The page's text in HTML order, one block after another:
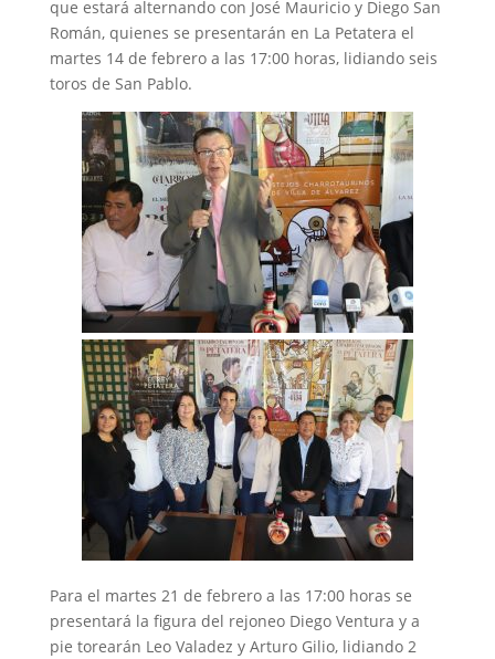
que estará alternando con José Mauricio y Diego San
Román, quienes se presentarán en La Petatera el
martes 14 de febrero a las 17:00 horas, lidiando seis
toros de San Pablo.
Para el martes 21 de febrero a las 17:00 horas se
presentará la figura del rejoneo Diego Ventura y a
pie torearán Leo Valadez y Arturo Gilio, lidiando 2